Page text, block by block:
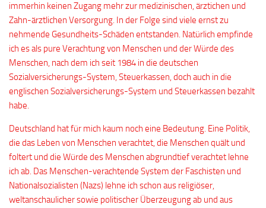
immerhin keinen Zugang mehr zur medizinischen, ärztichen und
Zahn-ärztlichen Versorgung. In der Folge sind viele ernst zu
nehmende Gesundheits-Schäden entstanden. Natürlich empfinde
ich es als pure Verachtung von Menschen und der Würde des
Menschen, nach dem ich seit 1984 in die deutschen
Sozialversicherungs-System, Steuerkassen, doch auch in die
englischen Sozialversicherungs-System und Steuerkassen bezahlt
habe.
Deutschland hat für mich kaum noch eine Bedeutung. Eine Politik,
die das Leben von Menschen verachtet, die Menschen quält und
foltert und die Würde des Menschen abgrundtief verachtet lehne
ich ab. Das Menschen-verachtende System der Faschisten und
Nationalsozialisten (Nazs) lehne ich schon aus religiöser,
weltanschaulicher sowie politischer Überzeugung ab und aus